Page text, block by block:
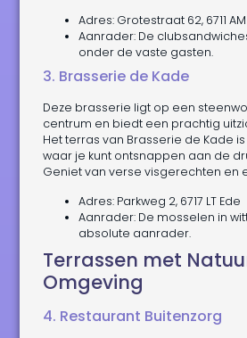
Adres: Grotestraat 62, 6711
Aanrader: De
onder de vaste gasten.
3. Brasserie de Kade
Deze brasserie ligt op een
centrum en biedt een prachtig
Het terras van Brasserie de Kade
waar je kunt ontsnappen aan de
Geniet van verse visgerechten en
Adres: Parkweg 2, 6717 LT Ede
Aanrader: De mosselen in
absolute aanrader.
Terrassen met
Omgeving
4. Restaurant Buitenzorg